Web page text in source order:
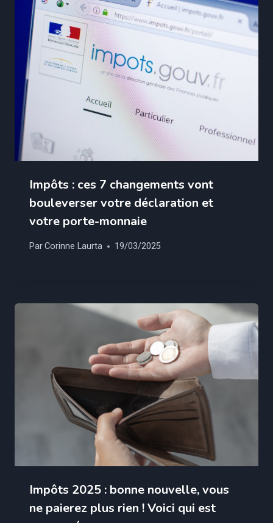
Impôts : ces 7 changements vont
bouleverser votre déclaration et
votre porte-monnaie
ParCorinne Laurta 19/03/2025
Impôts 2025 : bonne nouvelle, vous
ne paierez plus rien ! Voici qui est